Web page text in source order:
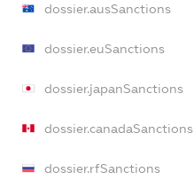
dossier.ausSanctions
dossier.euSanctions
dossier.japanSanctions
dossier.canadaSanctions
dossier.rfSanctions